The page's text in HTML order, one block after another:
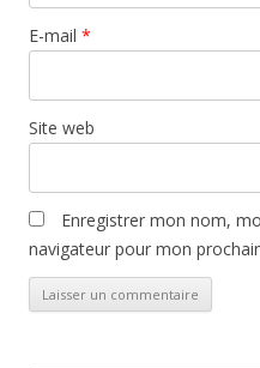
E-mail *
Site web
Enregistrer mon nom,
navigateur pour mon